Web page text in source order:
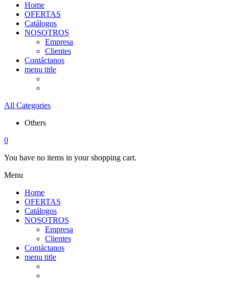
Home
OFERTAS
Catálogos
NOSOTROS
Empresa
Clientes
Contáctanos
menu title
All Categories
Others
0
You have no items in your shopping cart.
Menu
Home
OFERTAS
Catálogos
NOSOTROS
Empresa
Clientes
Contáctanos
menu title